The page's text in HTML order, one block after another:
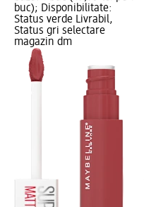
buc); Disponibilitate:
Status verde Livrabil,
Status gri selectare
magazin dm